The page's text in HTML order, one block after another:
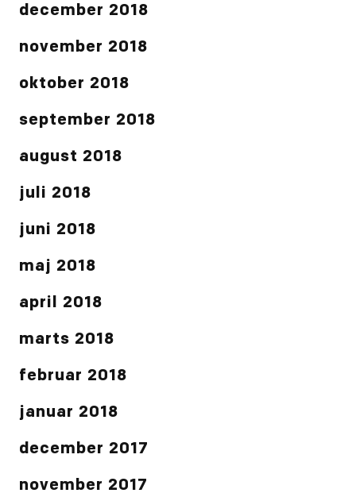
december 2018
november 2018
oktober 2018
september 2018
august 2018
juli 2018
juni 2018
maj 2018
april 2018
marts 2018
februar 2018
januar 2018
december 2017
november 2017